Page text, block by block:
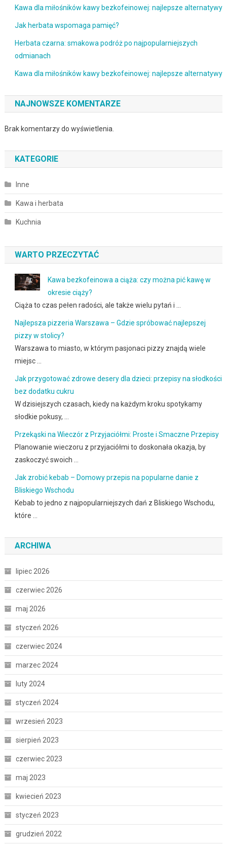
Kawa dla miłośników kawy bezkofeinowej: najlepsze alternatywy
Jak herbata wspomaga pamięć?
Herbata czarna: smakowa podróż po najpopularniejszych
odmianach
Kawa dla miłośników kawy bezkofeinowej: najlepsze alternatywy
NAJNOWSZE KOMENTARZE
Brak komentarzy do wyświetlenia.
KATEGORIE
Inne
Kawa i herbata
Kuchnia
WARTO PRZECZYTAĆ
Kawa bezkofeinowa a ciąża: czy można pić kawę w
okresie ciąży?
Ciąża to czas pełen radości, ale także wielu pytań i …
Najlepsza pizzeria Warszawa – Gdzie spróbować najlepszej
pizzy w stolicy?
Warszawa to miasto, w którym pasjonaci pizzy znajdą wiele
miejsc …
Jak przygotować zdrowe desery dla dzieci: przepisy na słodkości
bez dodatku cukru
W dzisiejszych czasach, kiedy na każdym kroku spotykamy
słodkie pokusy, …
Przekąski na Wieczór z Przyjaciółmi: Proste i Smaczne Przepisy
Planowanie wieczoru z przyjaciółmi to doskonała okazja, by
zaskoczyć swoich …
Jak zrobić kebab – Domowy przepis na popularne danie z
Bliskiego Wschodu
Kebab to jedno z najpopularniejszych dań z Bliskiego Wschodu,
które …
ARCHIWA
lipiec 2026
czerwiec 2026
maj 2026
styczeń 2026
czerwiec 2024
marzec 2024
luty 2024
styczeń 2024
wrzesień 2023
sierpień 2023
czerwiec 2023
maj 2023
kwiecień 2023
styczeń 2023
grudzień 2022